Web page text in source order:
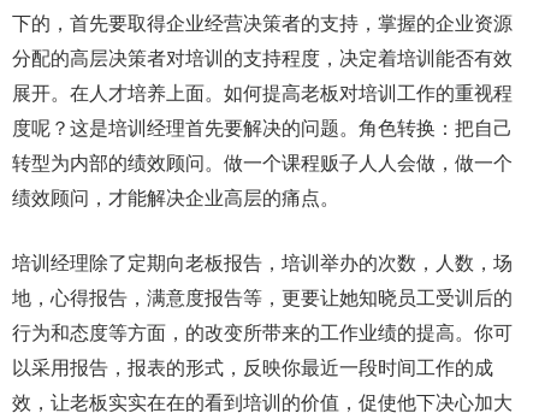
下的，首先要取得企业经营决策者的支持，掌握的企业资源
分配的高层决策者对培训的支持程度，决定着培训能否有效
展开。在人才培养上面。如何提高老板对培训工作的重视程
度呢？这是培训经理首先要解决的问题。角色转换：把自己
转型为内部的绩效顾问。做一个课程贩子人人会做，做一个
绩效顾问，才能解决企业高层的痛点。
培训经理除了定期向老板报告，培训举办的次数，人数，场
地，心得报告，满意度报告等，更要让她知晓员工受训后的
行为和态度等方面，的改变所带来的工作业绩的提高。你可
以采用报告，报表的形式，反映你最近一段时间工作的成
效，让老板实实在在的看到培训的价值，促使他下决心加大